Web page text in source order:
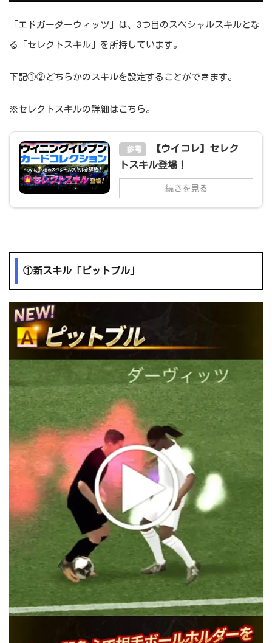
「エドガーダーヴィッツ」は、3つ目のスペシャルスキルとな
る「セレクトスキル」を所持しています。
下記①②どちらかのスキルを設定することができます。
※セレクトスキルの詳細はこちら。
参考
【ウイコレ】セレク
トスキル登場！
続きを見る
①新スキル「ピットブル」